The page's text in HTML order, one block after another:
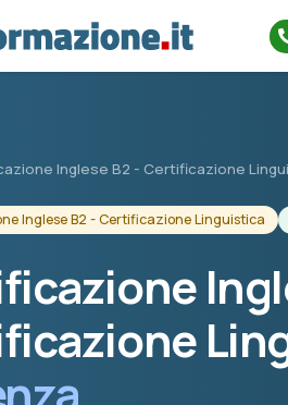
Inglese B2 - Certificazione
Inglese B2 - Certificazione Linguistica